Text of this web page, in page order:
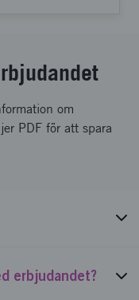
om
PDF för att spara
erbjudandet?